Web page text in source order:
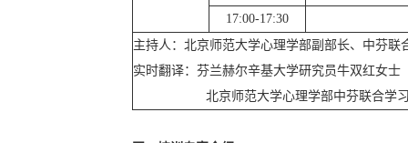
17:00-17:30
主持人：北京师范大学心理学部副部长、中芬联
实时翻译：芬兰赫尔辛基大学研究员牛双红女士
北京师范大学心理学部中芬联合学